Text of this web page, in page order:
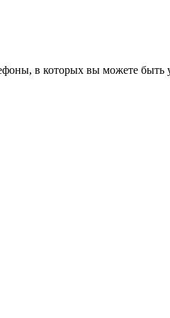
в которых вы можете быть